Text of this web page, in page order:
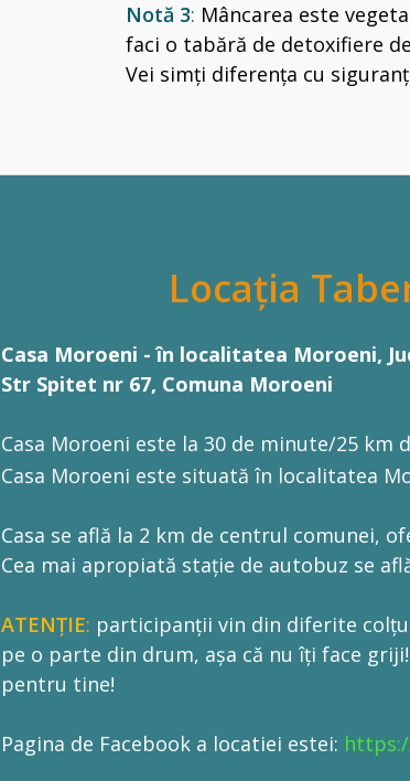
Notă 3: Mâncarea este
faci o tabără de detoxifiere
Vei simți diferența cu
Locația
Casa Moroeni - în localitatea Moroeni,
Str Spitet nr 67, Comuna Moroeni
Casa Moroeni este la 30 de minute/25 km
Casa Moroeni este situată în localitatea
Casa se află la 2 km de centrul comunei,
Cea mai apropiată stație de autobuz se
ATENȚIE: participanții vin din diferite
pe o parte din drum, așa că nu îți face
pentru tine!
Pagina de Facebook a locatiei estei: